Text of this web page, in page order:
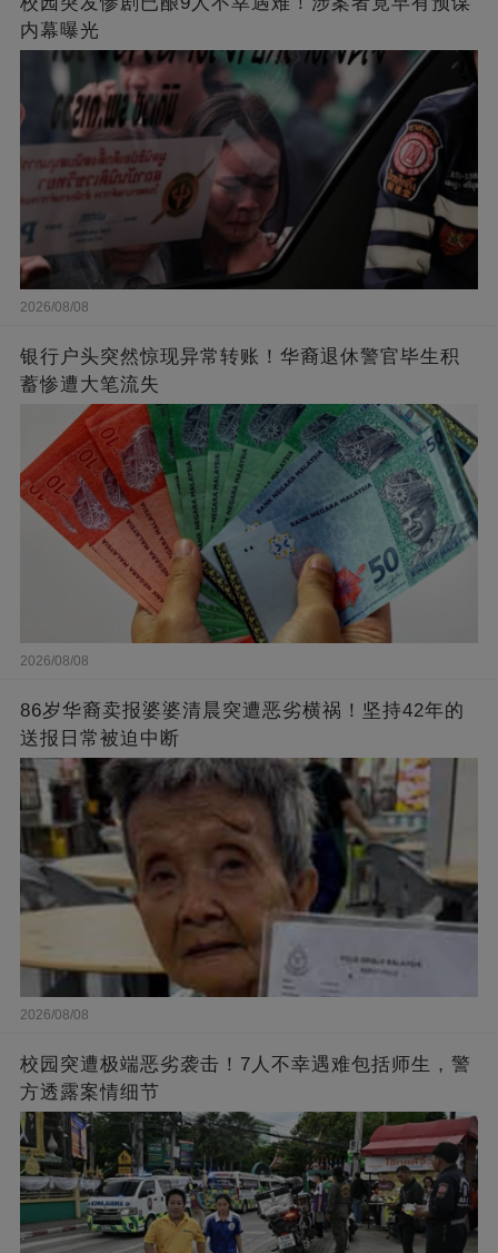
内幕曝光
2026/08/08
银行户头突然惊现异常转账！华裔退休警官毕生积
蓄惨遭大笔流失
2026/08/08
86岁华裔卖报婆婆清晨突遭恶劣横祸！坚持42年的
送报日常被迫中断
2026/08/08
校园突遭极端恶劣袭击！7人不幸遇难包括师生，警
方透露案情细节